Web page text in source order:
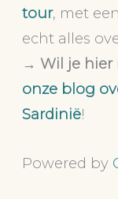
tour, met
echt alles
→Wil je hier
onze blog
Sardinië!
Powered by